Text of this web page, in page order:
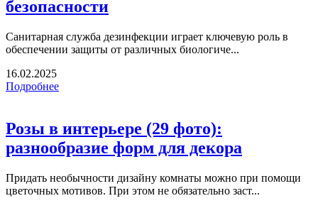
безопасности
Санитарная служба дезинфекции играет ключевую роль в
обеспечении защиты от различных биологиче...
16.02.2025
Подробнее
Розы в интерьере (29 фото):
разнообразие форм для декора
Придать необычности дизайну комнаты можно при помощи
цветочных мотивов. При этом не обязательно заст...